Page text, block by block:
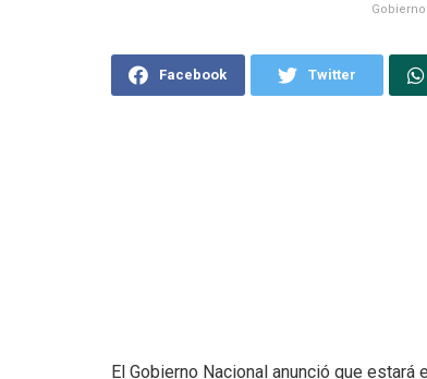
Facebook Twitter
El Gobierno Nacional anunció que